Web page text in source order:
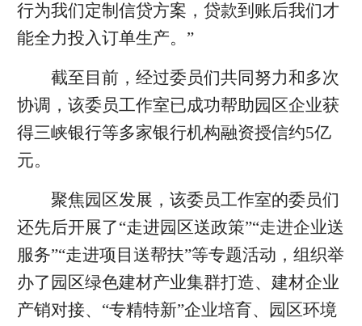
行为我们定制信贷方案，贷款到账后我们才
能全力投入订单生产。”
截至目前，经过委员们共同努力和多次
协调，该委员工作室已成功帮助园区企业获
得三峡银行等多家银行机构融资授信约5亿
元。
聚焦园区发展，该委员工作室的委员们
还先后开展了“走进园区送政策”“走进企业送
服务”“走进项目送帮扶”等专题活动，组织举
办了园区绿色建材产业集群打造、建材企业
产销对接、“专精特新”企业培育、园区环境